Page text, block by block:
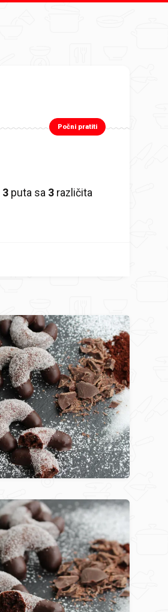
Počni pratiti
3 puta sa 3 različita